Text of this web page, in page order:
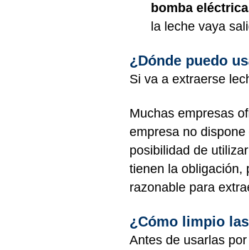
bomba
la leche vaya
¿Dónde puedo
Si va a extraerse
Muchas empresas
empresa no
posibilidad de
tienen la obligación,
razonable para
¿Cómo limpio
Antes de usarlas